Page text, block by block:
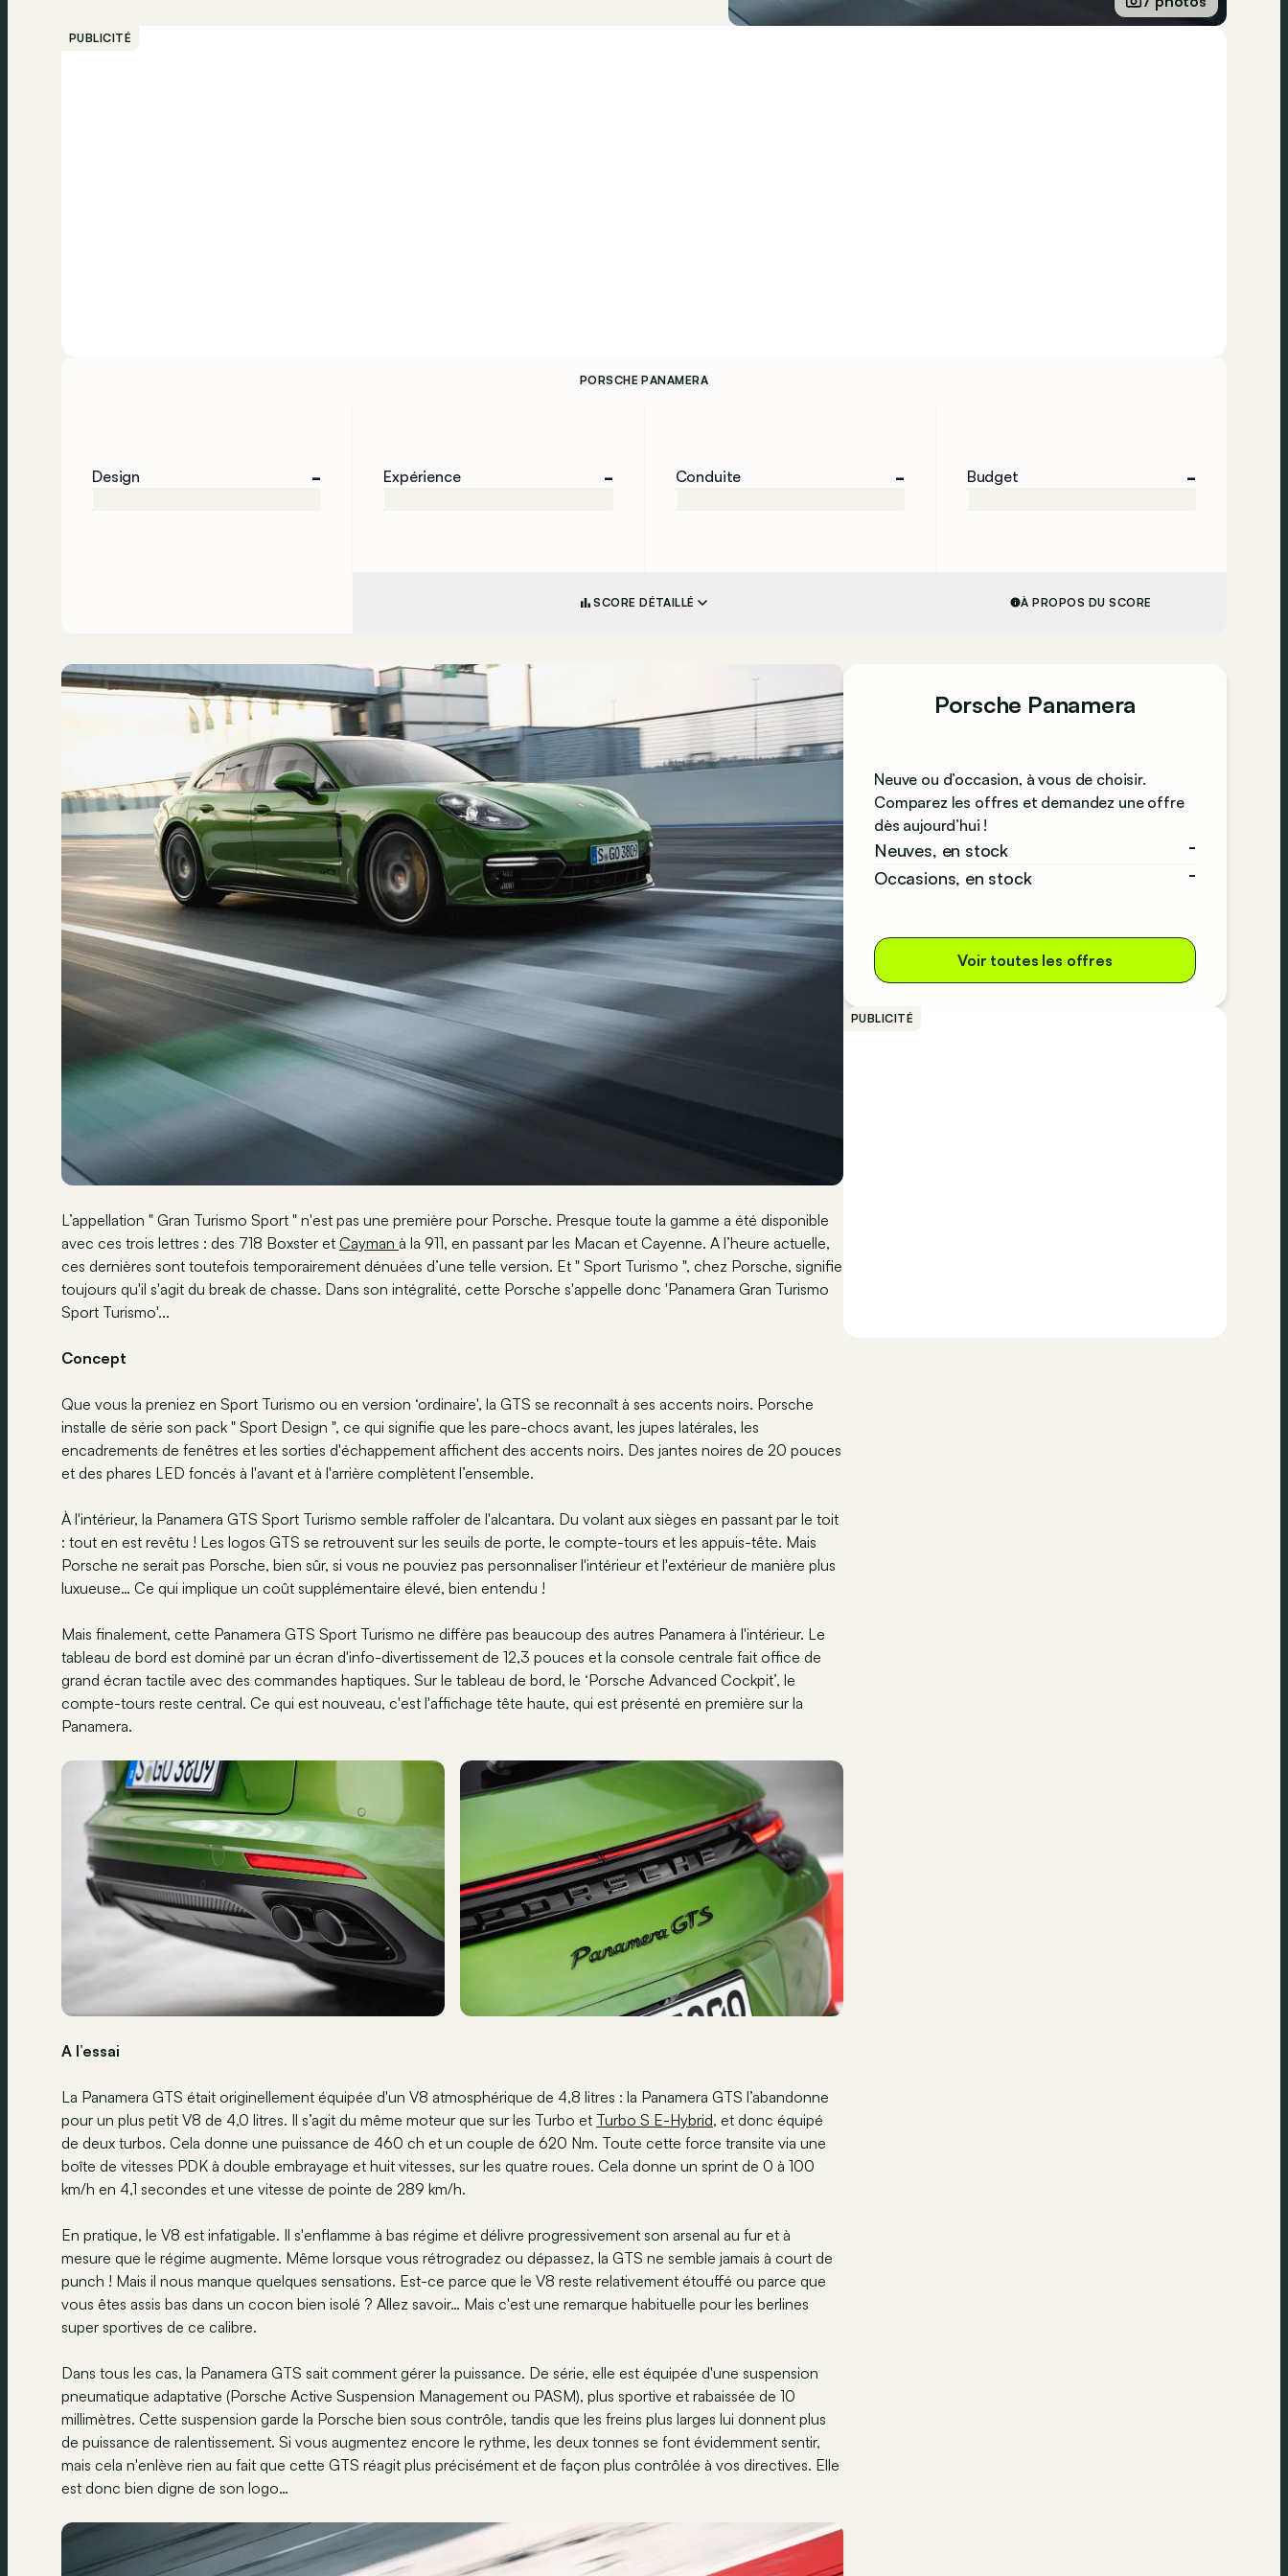
PUBLICITÉ
PORSCHE PANAMERA
Design - Expérience - Conduite - Budget -
SCORE DÉTAILLÉ À PROPOS DU SCORE
L’appellation " Gran Turismo Sport " n'est pas une première pour Porsche. Presque toute la gamme a été disponible
avec ces trois lettres : des 718 Boxster et Cayman à la 911, en passant par les Macan et Cayenne. A l’heure actuelle,
ces dernières sont toutefois temporairement dénuées d’une telle version. Et " Sport Turismo ", chez Porsche, signifie
toujours qu'il s'agit du break de chasse. Dans son intégralité, cette Porsche s'appelle donc 'Panamera Gran Turismo
Sport Turismo'...
Concept
Que vous la preniez en Sport Turismo ou en version ‘ordinaire', la GTS se reconnaît à ses accents noirs. Porsche
installe de série son pack " Sport Design ", ce qui signifie que les pare-chocs avant, les jupes latérales, les
encadrements de fenêtres et les sorties d'échappement affichent des accents noirs. Des jantes noires de 20 pouces
et des phares LED foncés à l'avant et à l'arrière complètent l’ensemble.
À l'intérieur, la Panamera GTS Sport Turismo semble raffoler de l'alcantara. Du volant aux sièges en passant par le toit
: tout en est revêtu ! Les logos GTS se retrouvent sur les seuils de porte, le compte-tours et les appuis-tête. Mais
Porsche ne serait pas Porsche, bien sûr, si vous ne pouviez pas personnaliser l'intérieur et l'extérieur de manière plus
luxueuse… Ce qui implique un coût supplémentaire élevé, bien entendu !
Mais finalement, cette Panamera GTS Sport Turismo ne diffère pas beaucoup des autres Panamera à l'intérieur. Le
tableau de bord est dominé par un écran d'info-divertissement de 12,3 pouces et la console centrale fait office de
grand écran tactile avec des commandes haptiques. Sur le tableau de bord, le ‘Porsche Advanced Cockpit’, le
compte-tours reste central. Ce qui est nouveau, c'est l'affichage tête haute, qui est présenté en première sur la
Panamera.
A l’essai
La Panamera GTS était originellement équipée d'un V8 atmosphérique de 4,8 litres : la Panamera GTS l’abandonne
pour un plus petit V8 de 4,0 litres. Il s’agit du même moteur que sur les Turbo et Turbo S E-Hybrid, et donc équipé
de deux turbos. Cela donne une puissance de 460 ch et un couple de 620 Nm. Toute cette force transite via une
boîte de vitesses PDK à double embrayage et huit vitesses, sur les quatre roues. Cela donne un sprint de 0 à 100
km/h en 4,1 secondes et une vitesse de pointe de 289 km/h.
En pratique, le V8 est infatigable. Il s'enflamme à bas régime et délivre progressivement son arsenal au fur et à
mesure que le régime augmente. Même lorsque vous rétrogradez ou dépassez, la GTS ne semble jamais à court de
punch ! Mais il nous manque quelques sensations. Est-ce parce que le V8 reste relativement étouffé ou parce que
vous êtes assis bas dans un cocon bien isolé ? Allez savoir… Mais c'est une remarque habituelle pour les berlines
super sportives de ce calibre.
Dans tous les cas, la Panamera GTS sait comment gérer la puissance. De série, elle est équipée d'une suspension
pneumatique adaptative (Porsche Active Suspension Management ou PASM), plus sportive et rabaissée de 10
millimètres. Cette suspension garde la Porsche bien sous contrôle, tandis que les freins plus larges lui donnent plus
de puissance de ralentissement. Si vous augmentez encore le rythme, les deux tonnes se font évidemment sentir,
mais cela n'enlève rien au fait que cette GTS réagit plus précisément et de façon plus contrôlée à vos directives. Elle
est donc bien digne de son logo…
Porsche Panamera
Neuve ou d’occasion, à vous de choisir.
Comparez les offres et demandez une offre
dès aujourd’hui !
Neuves, en stock
-
Occasions, en stock
-
Voir toutes les offres
PUBLICITÉ